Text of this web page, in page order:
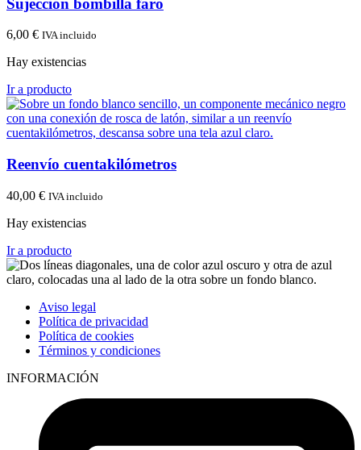
Sujección bombilla faro
6,00 € IVA incluido
Hay existencias
Ir a producto
Reenvío cuentakilómetros
40,00 € IVA incluido
Hay existencias
Ir a producto
Aviso legal
Política de privacidad
Política de cookies
Términos y condiciones
INFORMACIÓN